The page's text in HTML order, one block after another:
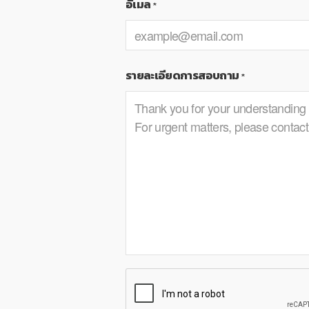
อีเมล *
รายละเอียดการสอบถาม *